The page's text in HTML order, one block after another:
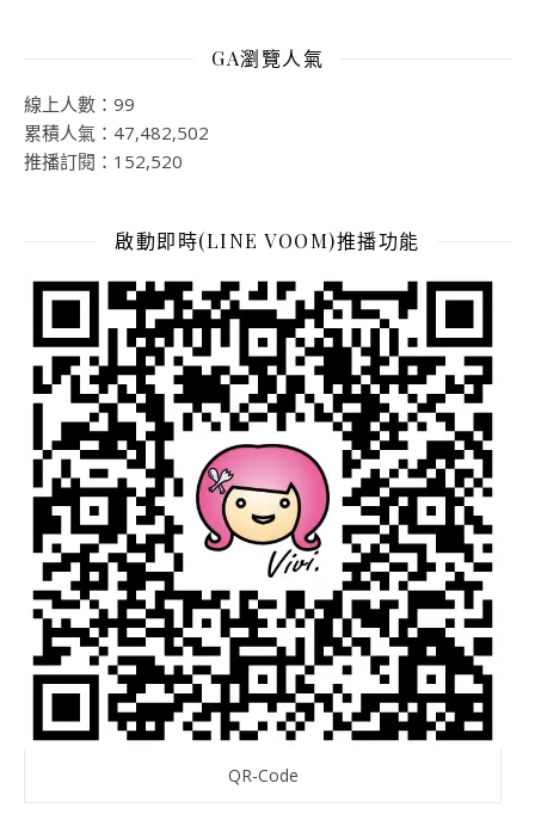
GA瀏覽人氣
線上人數：99
累積人氣：47,482,502
推播訂閱：152,520
啟動即時(LINE VOOM)推播功能
QR-Code